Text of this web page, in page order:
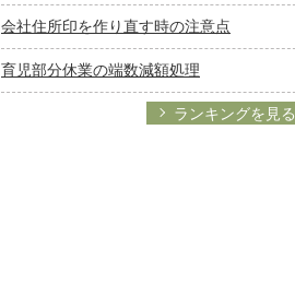
会社住所印を作り直す時の注意点
育児部分休業の端数減額処理
ランキングを見る